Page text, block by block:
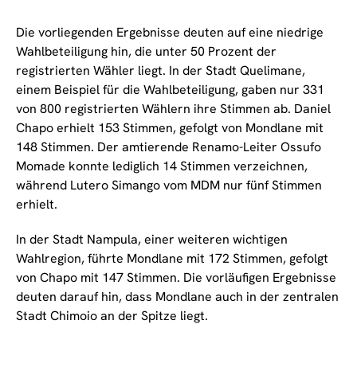
Die vorliegenden Ergebnisse deuten auf eine niedrige
Wahlbeteiligung hin, die unter 50 Prozent der
registrierten Wähler liegt. In der Stadt Quelimane,
einem Beispiel für die Wahlbeteiligung, gaben nur 331
von 800 registrierten Wählern ihre Stimmen ab. Daniel
Chapo erhielt 153 Stimmen, gefolgt von Mondlane mit
148 Stimmen. Der amtierende Renamo-Leiter Ossufo
Momade konnte lediglich 14 Stimmen verzeichnen,
während Lutero Simango vom MDM nur fünf Stimmen
erhielt.
In der Stadt Nampula, einer weiteren wichtigen
Wahlregion, führte Mondlane mit 172 Stimmen, gefolgt
von Chapo mit 147 Stimmen. Die vorläufigen Ergebnisse
deuten darauf hin, dass Mondlane auch in der zentralen
Stadt Chimoio an der Spitze liegt.